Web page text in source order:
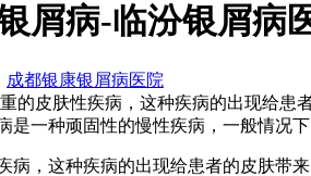
屑病-临汾银屑病
成都银康银屑病医院
的皮肤性疾病，这种疾病的出现给患
是一种顽固性的慢性疾病，一般情况
病，这种疾病的出现给患者的皮肤带